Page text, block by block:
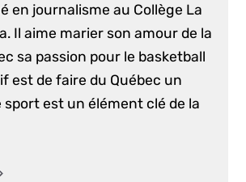
en journalisme au Collège La
Il aime marier son amour de la
sa passion pour le basketball
est de faire du Québec un
sport est un élément clé de la